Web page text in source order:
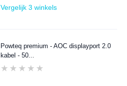
Vergelijk 3 winkels
Powteq premium - AOC displayport 2.0
kabel - 50...
★★★★★
★★★★★